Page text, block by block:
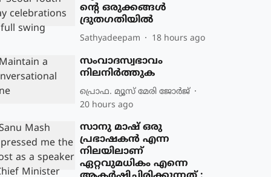
ന്റെ ഒരുക്കങ്ങള്‍
ദ്രുതഗതിയില്‍
Sathyadeepam 18 hours ago
സംവാദസ്വഭാവം
നിലനിർത്തുക
പ്രൊഫ. മ്യൂസ് മേരി ജോര്‍ജ്
20 hours ago
സാനു മാഷ് ഒരു
പ്രഭാഷകൻ എന്ന
നിലയിലാണ്
ഏറ്റവുമധികം എന്നെ